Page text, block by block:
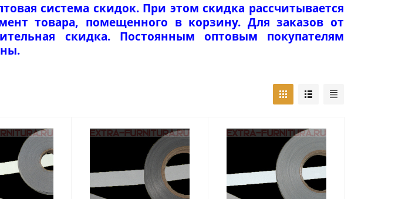
система скидок. При этом скидка рассчитывается
товара, помещенного в корзину. Для заказов от
скидка. Постоянным оптовым покупателям